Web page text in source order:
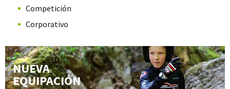
Competición
Corporativo
NUEVA
EQUIPACIÓN